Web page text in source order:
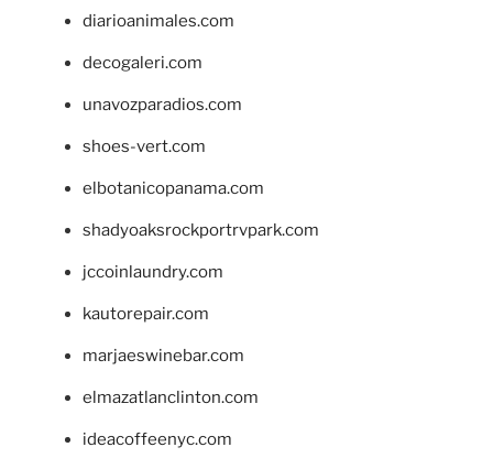
diarioanimales.com
decogaleri.com
unavozparadios.com
shoes-vert.com
elbotanicopanama.com
shadyoaksrockportrvpark.com
jccoinlaundry.com
kautorepair.com
marjaeswinebar.com
elmazatlanclinton.com
ideacoffeenyc.com